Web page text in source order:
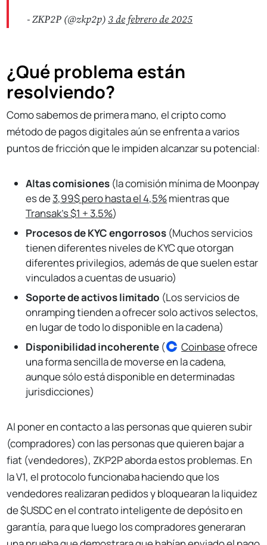
- ZKP2P (@zkp2p) 3 de febrero de 2025
¿Qué problema están
resolviendo?
Como sabemos de primera mano, el cripto como
método de pagos digitales aún se enfrenta a varios
puntos de fricción que le impiden alcanzar su potencial:
Altas comisiones (la comisión mínima de Moonpay
es de3,99$ pero hasta el 4,5%mientras que
Transak's $1 + 3.5%)
Procesos de KYC engorrosos (Muchos servicios
tienen diferentes niveles de KYC que otorgan
diferentes privilegios, además de que suelen estar
vinculados a cuentas de usuario)
Soporte de activos limitado (Los servicios de
onramping tienden a ofrecer solo activos selectos,
en lugar de todo lo disponible en la cadena)
Disponibilidad incoherente ( Coinbaseofrece
una forma sencilla de moverse en la cadena,
aunque sólo está disponible en determinadas
jurisdicciones)
Al poner en contacto a las personas que quieren subir
(compradores) con las personas que quieren bajar a
fiat (vendedores), ZKP2P aborda estos problemas. En
la V1, el protocolo funcionaba haciendo que los
vendedores realizaran pedidos y bloquearan la liquidez
de $USDC en el contrato inteligente de depósito en
garantía, para que luego los compradores generaran